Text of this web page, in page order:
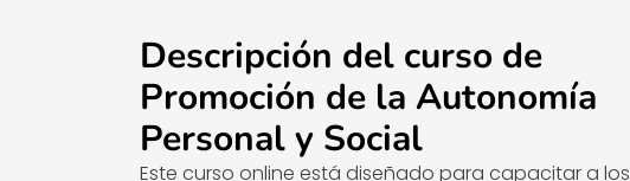
Descripción del curso de
Promoción de la Autonomía
Personal y Social
Este curso online está diseñado para capacitar a los